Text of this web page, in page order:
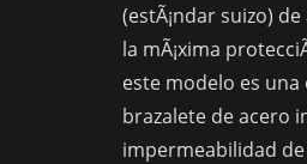
(estÃ¡ndar suizo)
la mÃ¡xima
este modelo es una
brazalete de acero
impermeabilidad de